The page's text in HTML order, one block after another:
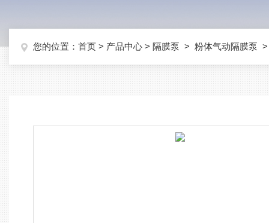
您的位置： 首页 > 产品中心 > 隔膜泵 > 粉体气动隔膜泵